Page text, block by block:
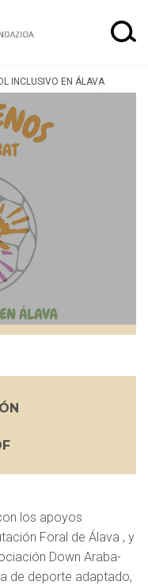
INCLUSIVO EN ÁLAVA
los apoyos
Foral de Álava , y
Down Araba-
de deporte adaptado,